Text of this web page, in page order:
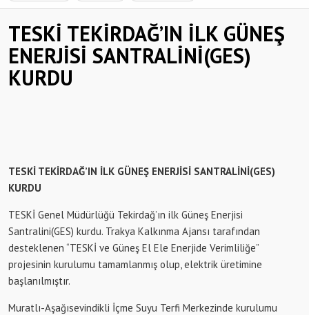
TESKİ TEKİRDAĞ’IN İLK GÜNEŞ
ENERJİSİ SANTRALİNİ(GES)
KURDU
TESKİ TEKİRDAĞ’IN İLK GÜNEŞ ENERJİSİ SANTRALİNİ(GES)
KURDU
TESKİ Genel Müdürlüğü Tekirdağ’ın ilk Güneş Enerjisi
Santralini(GES) kurdu. Trakya Kalkınma Ajansı tarafından
desteklenen “TESKİ ve Güneş El Ele Enerjide Verimliliğe”
projesinin kurulumu tamamlanmış olup, elektrik üretimine
başlanılmıştır.
Muratlı-Aşağısevindikli İçme Suyu Terfi Merkezinde kurulumu